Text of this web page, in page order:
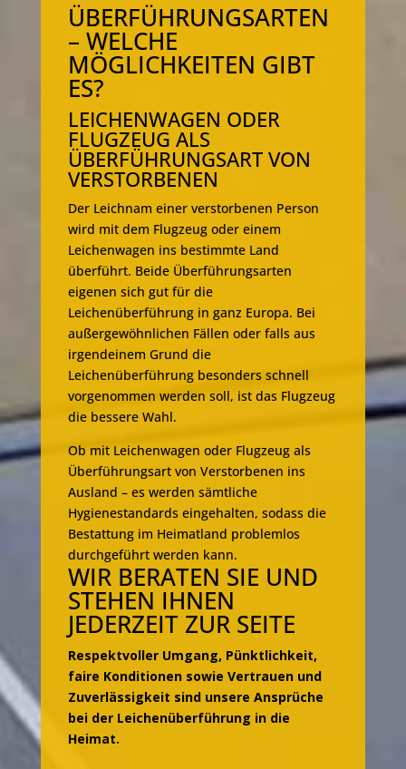
ÜBERFÜHRUNGSARTEN
– WELCHE
MÖGLICHKEITEN GIBT
ES?
LEICHENWAGEN ODER
FLUGZEUG ALS
ÜBERFÜHRUNGSART VON
VERSTORBENEN
Der Leichnam einer verstorbenen Person
wird mit dem Flugzeug oder einem
Leichenwagen ins bestimmte Land
überführt. Beide Überführungsarten
eigenen sich gut für die
Leichenüberführung in ganz Europa. Bei
außergewöhnlichen Fällen oder falls aus
irgendeinem Grund die
Leichenüberführung besonders schnell
vorgenommen werden soll, ist das Flugzeug
die bessere Wahl.
Ob mit Leichenwagen oder Flugzeug als
Überführungsart von Verstorbenen ins
Ausland – es werden sämtliche
Hygienestandards eingehalten, sodass die
Bestattung im Heimatland problemlos
durchgeführt werden kann.
WIR BERATEN SIE UND
STEHEN IHNEN
JEDERZEIT ZUR SEITE
Respektvoller Umgang, Pünktlichkeit,
faire Konditionen sowie Vertrauen und
Zuverlässigkeit sind unsere Ansprüche
bei der Leichenüberführung in die
Heimat.